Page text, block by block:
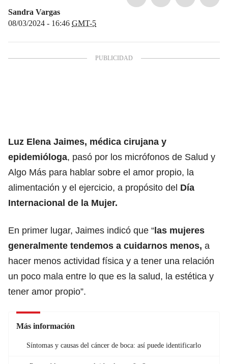
Sandra Vargas
08/03/2024 - 16:46 GMT-5
Luz Elena Jaimes, médica cirujana y
epidemióloga, pasó por los micrófonos de Salud y
Algo Más para hablar sobre el amor propio, la
alimentación y el ejercicio, a propósito del Día
Internacional de la Mujer.
En primer lugar, Jaimes indicó que “las mujeres
generalmente tendemos a cuidarnos menos, a
hacer menos actividad física y a tener una relación
un poco mala entre lo que es la salud, la estética y
tener amor propio”.
Más información
Síntomas y causas del cáncer de boca: así puede identificarlo